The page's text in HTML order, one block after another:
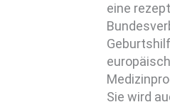
eine
Sie wird